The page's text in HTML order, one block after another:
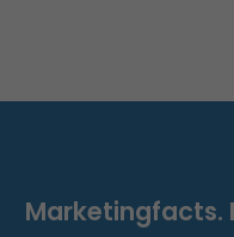
Marketingfacts.